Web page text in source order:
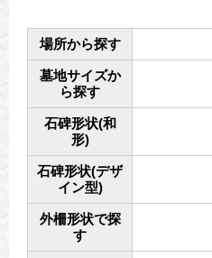
場所から探す
墓地サイズか
ら探す
石碑形状(和
形)
石碑形状(デザ
イン型)
外柵形状で探
す